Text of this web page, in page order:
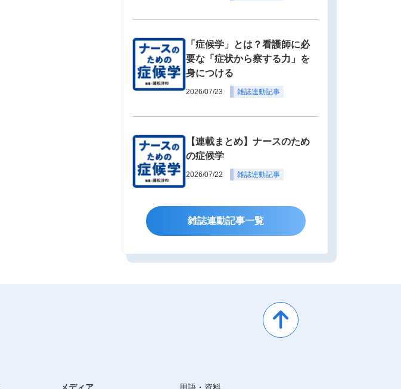
「症候学」とは？看護師に必
要な「症状から察する力」を
身につける
2026/07/23 雑誌連動記事
【連載まとめ】ナースのため
の症候学
2026/07/22 雑誌連動記事
雑誌連動記事一覧
メディア 用語・資料